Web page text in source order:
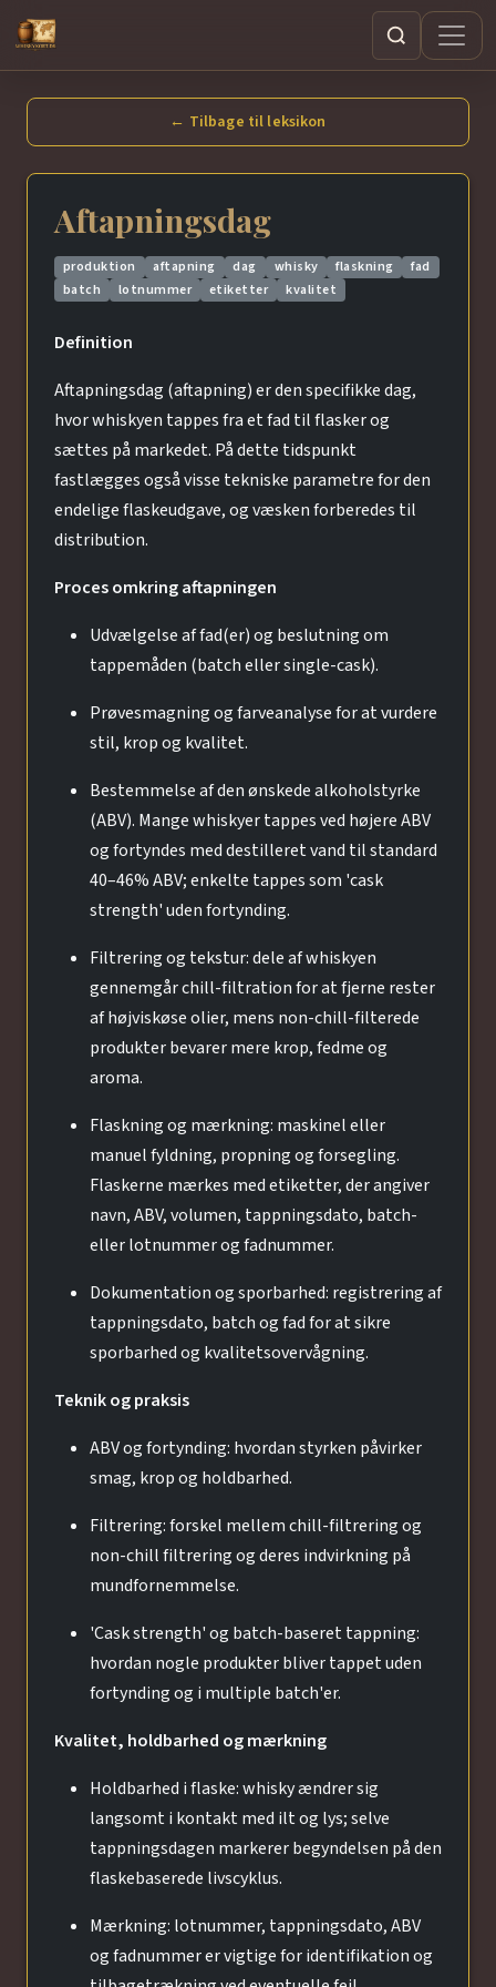
Søg
← Tilbage til leksikon
Aftapningsdag
produktion aftapning dag whisky flaskning
fad
batch
lotnummer etiketter kvalitet
Definition
Aftapningsdag (aftapning) er den specifikke dag,
hvor whiskyen tappes fra et fad til flasker og
sættes på markedet. På dette tidspunkt
fastlægges også visse tekniske parametre for den
endelige flaskeudgave, og væsken forberedes til
distribution.
Proces omkring aftapningen
Udvælgelse af fad(er) og beslutning om
tappemåden (batch eller single-cask).
Prøvesmagning og farveanalyse for at vurdere
stil, krop og kvalitet.
Bestemmelse af den ønskede alkoholstyrke
(ABV). Mange whiskyer tappes ved højere ABV
og fortyndes med destilleret vand til standard
40–46% ABV; enkelte tappes som 'cask
strength' uden fortynding.
Filtrering og tekstur: dele af whiskyen
gennemgår chill-filtration for at fjerne rester
af højviskøse olier, mens non-chill-filterede
produkter bevarer mere krop, fedme og
aroma.
Flaskning og mærkning: maskinel eller
manuel fyldning, propning og forsegling.
Flaskerne mærkes med etiketter, der angiver
navn, ABV, volumen, tappningsdato, batch-
eller lotnummer og fadnummer.
Dokumentation og sporbarhed: registrering af
tappningsdato, batch og fad for at sikre
sporbarhed og kvalitetsovervågning.
Teknik og praksis
ABV og fortynding: hvordan styrken påvirker
smag, krop og holdbarhed.
Filtrering: forskel mellem chill-filtrering og
non-chill filtrering og deres indvirkning på
mundfornemmelse.
'Cask strength' og batch-baseret tappning:
hvordan nogle produkter bliver tappet uden
fortynding og i multiple batch'er.
Kvalitet, holdbarhed og mærkning
Holdbarhed i flaske: whisky ændrer sig
langsomt i kontakt med ilt og lys; selve
tappningsdagen markerer begyndelsen på den
flaskebaserede livscyklus.
Mærkning: lotnummer, tappningsdato, ABV
og fadnummer er vigtige for identifikation og